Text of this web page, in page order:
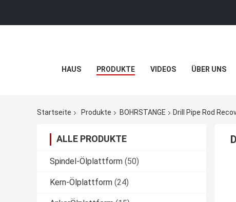
HAUS PRODUKTE VIDEOS ÜBER UNS
Startseite Produkte BOHRSTANGE Drill Pipe Rod
ALLE PRODUKTE
Spindel-Ölplattform (50)
Kern-Ölplattform (24)